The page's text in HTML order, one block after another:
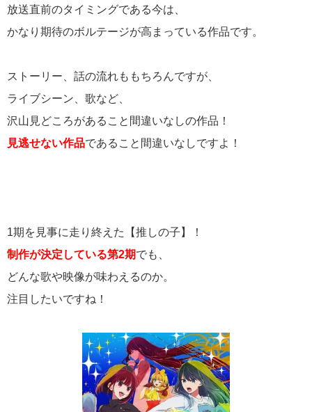
放送直前のタイミングである今は、
かなり期待のボルテージが高まっている作品です。
ストーリー、話の流れももちろんですが、
ライブシーン、歌など、
沢山見どころがあること間違いなしの作品！
見逃せない作品であること間違いなしですよ！
1期を見事に走り終えた【推しの子】！
制作が決定している第2期でも、
どんな歌や映像が味わえるのか。
注目したいですね！